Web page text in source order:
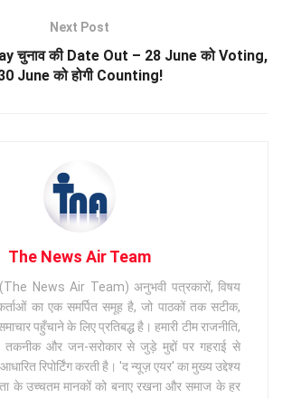
Next Post
चुनाव की Date Out – 28 June को Voting,
June को होगी Counting!
The News Air Team
News Air Team) अनुभवी पत्रकारों, विषय
का एक समर्पित समूह है, जो पाठकों तक सटीक,
पहुँचाने के लिए प्रतिबद्ध है। हमारी टीम राजनीति,
तकनीक और जन-सरोकार से जुड़े मुद्दों पर गहराई से
रिपोर्टिंग करती है। 'द न्यूज़ एयर' का मुख्य उद्देश्य
के उच्चतम मानकों को बनाए रखना और समाज के हर